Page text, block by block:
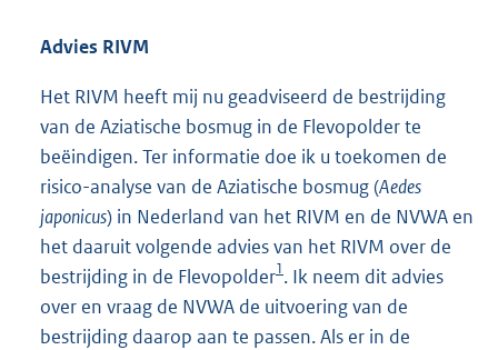
Advies RIVM
Het RIVM heeft mij nu geadviseerd de bestrijding
van de Aziatische bosmug in de Flevopolder te
beëindigen. Ter informatie doe ik u toekomen de
risico-analyse van de Aziatische bosmug (Aedes
japonicus) in Nederland van het RIVM en de NVWA en
het daaruit volgende advies van het RIVM over de
bestrijding in de Flevopolder1. Ik neem dit advies
over en vraag de NVWA de uitvoering van de
bestrijding daarop aan te passen. Als er in de